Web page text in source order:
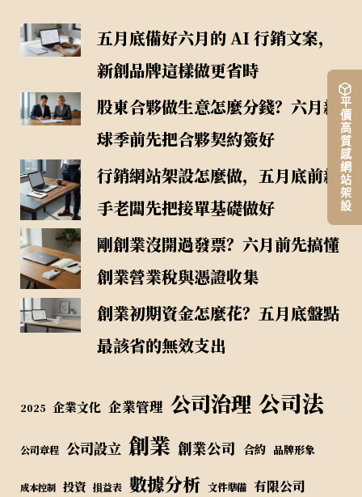
平價高質感網站架設
五月底備好六月的 AI 行銷文案，
新創品牌這樣做更省時
股東合夥做生意怎麼分錢？六月新
球季前先把合夥契約簽好
行銷網站架設怎麼做，五月底前新
手老闆先把接單基礎做好
剛創業沒開過發票？六月前先搞懂
創業營業稅與憑證收集
創業初期資金怎麼花？五月底盤點
最該省的無效支出
2025 企業文化 企業管理 公司治理 公司法
公司章程 公司設立 創業 創業公司 合約 品牌形象
成本控制 投資 損益表 數據分析 文件準備 有限公司